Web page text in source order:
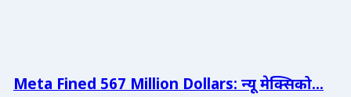
Meta Fined 567 Million Dollars: न्यू मेक्सिको...